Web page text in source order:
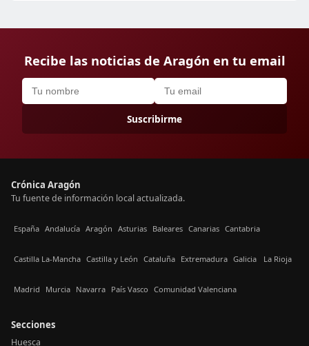
Recibe las noticias de Aragón en tu email
Suscribirme
Crónica Aragón
Tu fuente de información local actualizada.
España Andalucía Aragón Asturias Baleares Canarias Cantabria
Castilla La-Mancha Castilla y León Cataluña Extremadura Galicia La Rioja
Madrid Murcia Navarra País Vasco Comunidad Valenciana
Secciones
Huesca